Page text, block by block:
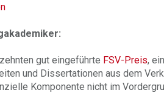
gut eingeführte FSV-Preis,
und Dissertationen aus dem
Komponente nicht im